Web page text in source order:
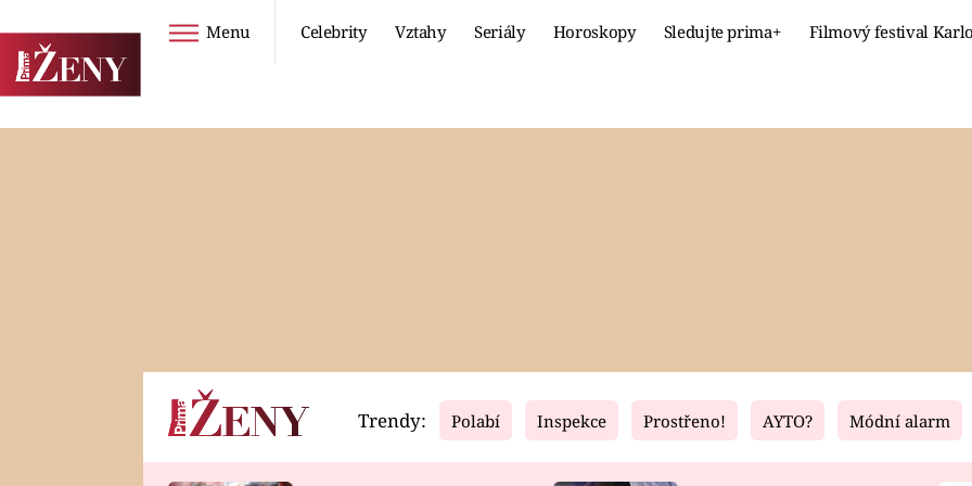
Menu Celebrity Vztahy Seriály Horoskopy Sledujte prima+ Filmový festival
Horoskopy Video Fresh Living
Trendy: Polabí Inspekce Prostřeno! AYTO? Módní alarm